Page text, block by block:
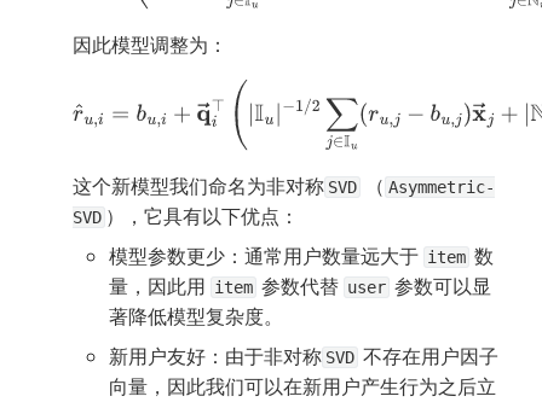
因此模型调整为：
u, = q→ ⊤(|
−1 2∑ j∈Iu r u,j− u j)x→ Nu|−1 /2∑ Nuy→j)
这个新模型我们命名为非对称 SVD （ Asymmetric-
SVD ），它具有以下优点：
模型参数更少：通常用户数量远大于 item 数
量，因此用 item 参数代替 user 参数可以显
著降低模型复杂度。
新用户友好：由于非对称 SVD 不存在用户因子
向量，因此我们可以在新用户产生行为之后立